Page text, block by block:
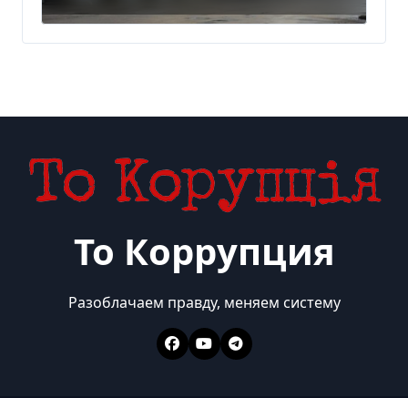
То Коррупция
Разоблачаем правду, меняем систему